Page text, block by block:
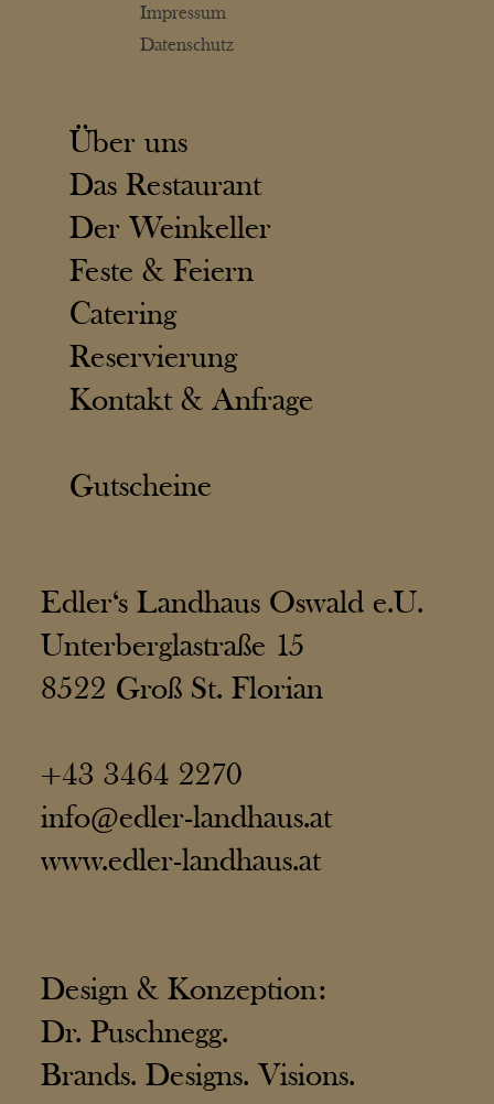
Edler‘s Landhaus Oswald e.U.
Unterberglastraße 15
8522 Groß St. Florian
+43 3464 2270
info@edler-landhaus.at
www.edler-landhaus.at
Design & Konzeption:
Dr. Puschnegg.
Brands. Designs. Visions.
Impressum
Datenschutz
Über uns
Das Restaurant
Der Weinkeller
Feste & Feiern
Catering
Reservierung
Kontakt & Anfrage
Gutscheine